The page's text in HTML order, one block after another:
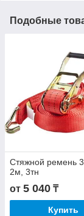
Подобные
Стяжной ремень
2м, 3тн
от 5 040 ₸
Купить